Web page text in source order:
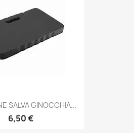
SALVA GINOCCHIA...
6,50 €